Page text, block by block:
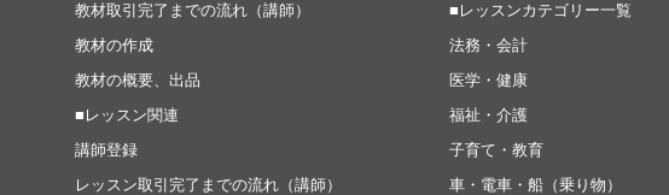
教材取引完了までの流れ（講師）
教材の作成
教材の概要、出品
■レッスン関連
講師登録
レッスン取引完了までの流れ（講師）
■レッスンカテゴリー一覧
法務・会計
医学・健康
福祉・介護
子育て・教育
車・電車・船（乗り物）